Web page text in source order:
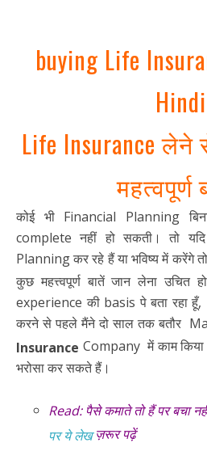
buying Life
Hindi
Life Insurance
महत्वपूर्ण
कोई भी Financial Planning
complete नहीं हो सकती। तो
Planning कर रहे हैं या भविष्य में करेंगे तो
कुछ महत्त्वपूर्ण बातें जान लेना उचित
experience की basis पे बता रहा
करने से पहले मैंने दो साल तक बतौर
Insurance Company में काम किया
भरोसा कर सकते हैं।
Read: पैसे कमाते तो हैं पर बचा
पर ये लेखज़रूर पढ़ें